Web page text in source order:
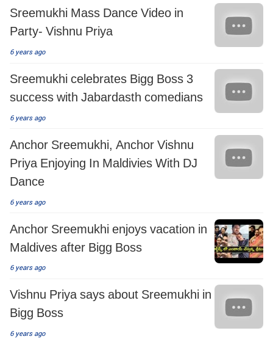
Sreemukhi Mass Dance Video in
Party- Vishnu Priya
6 years ago
Sreemukhi celebrates Bigg Boss 3
success with Jabardasth comedians
6 years ago
Anchor Sreemukhi, Anchor Vishnu
Priya Enjoying In Maldivies With DJ
Dance
6 years ago
Anchor Sreemukhi enjoys vacation in
Maldives after Bigg Boss
6 years ago
Vishnu Priya says about Sreemukhi in
Bigg Boss
6 years ago